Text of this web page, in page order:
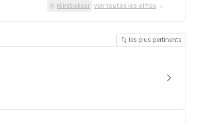
réinitialiser voir toutes les offres
les plus pertinents